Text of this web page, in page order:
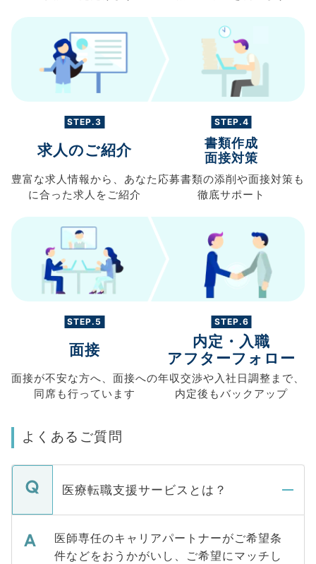
STEP.3
求人のご紹介
豊富な求人情報から、 あなた
に合った求人を ご紹介
STEP.4
書類作成
面接対策
応募書類の添削や面接対策も
徹底サポート
STEP.5
面接
面接が不安な方へ、 面接への
同席も行っています
STEP.6
内定・入職
アフターフォロー
年収交渉や入社日調整まで、
内定後もバックアップ
よくあるご質問
医療転職支援サービスとは？
医師専任のキャリアパートナーがご希望条
件などをおうかがいし、ご希望にマッチし